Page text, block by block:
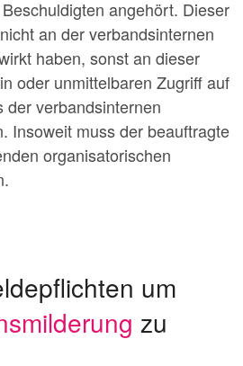
angehört. Dieser
an der verbandsinternen
haben, sonst an dieser
oder unmittelbaren Zugriff auf
der verbandsinternen
Insoweit muss der beauftragte
organisatorischen
um
zu